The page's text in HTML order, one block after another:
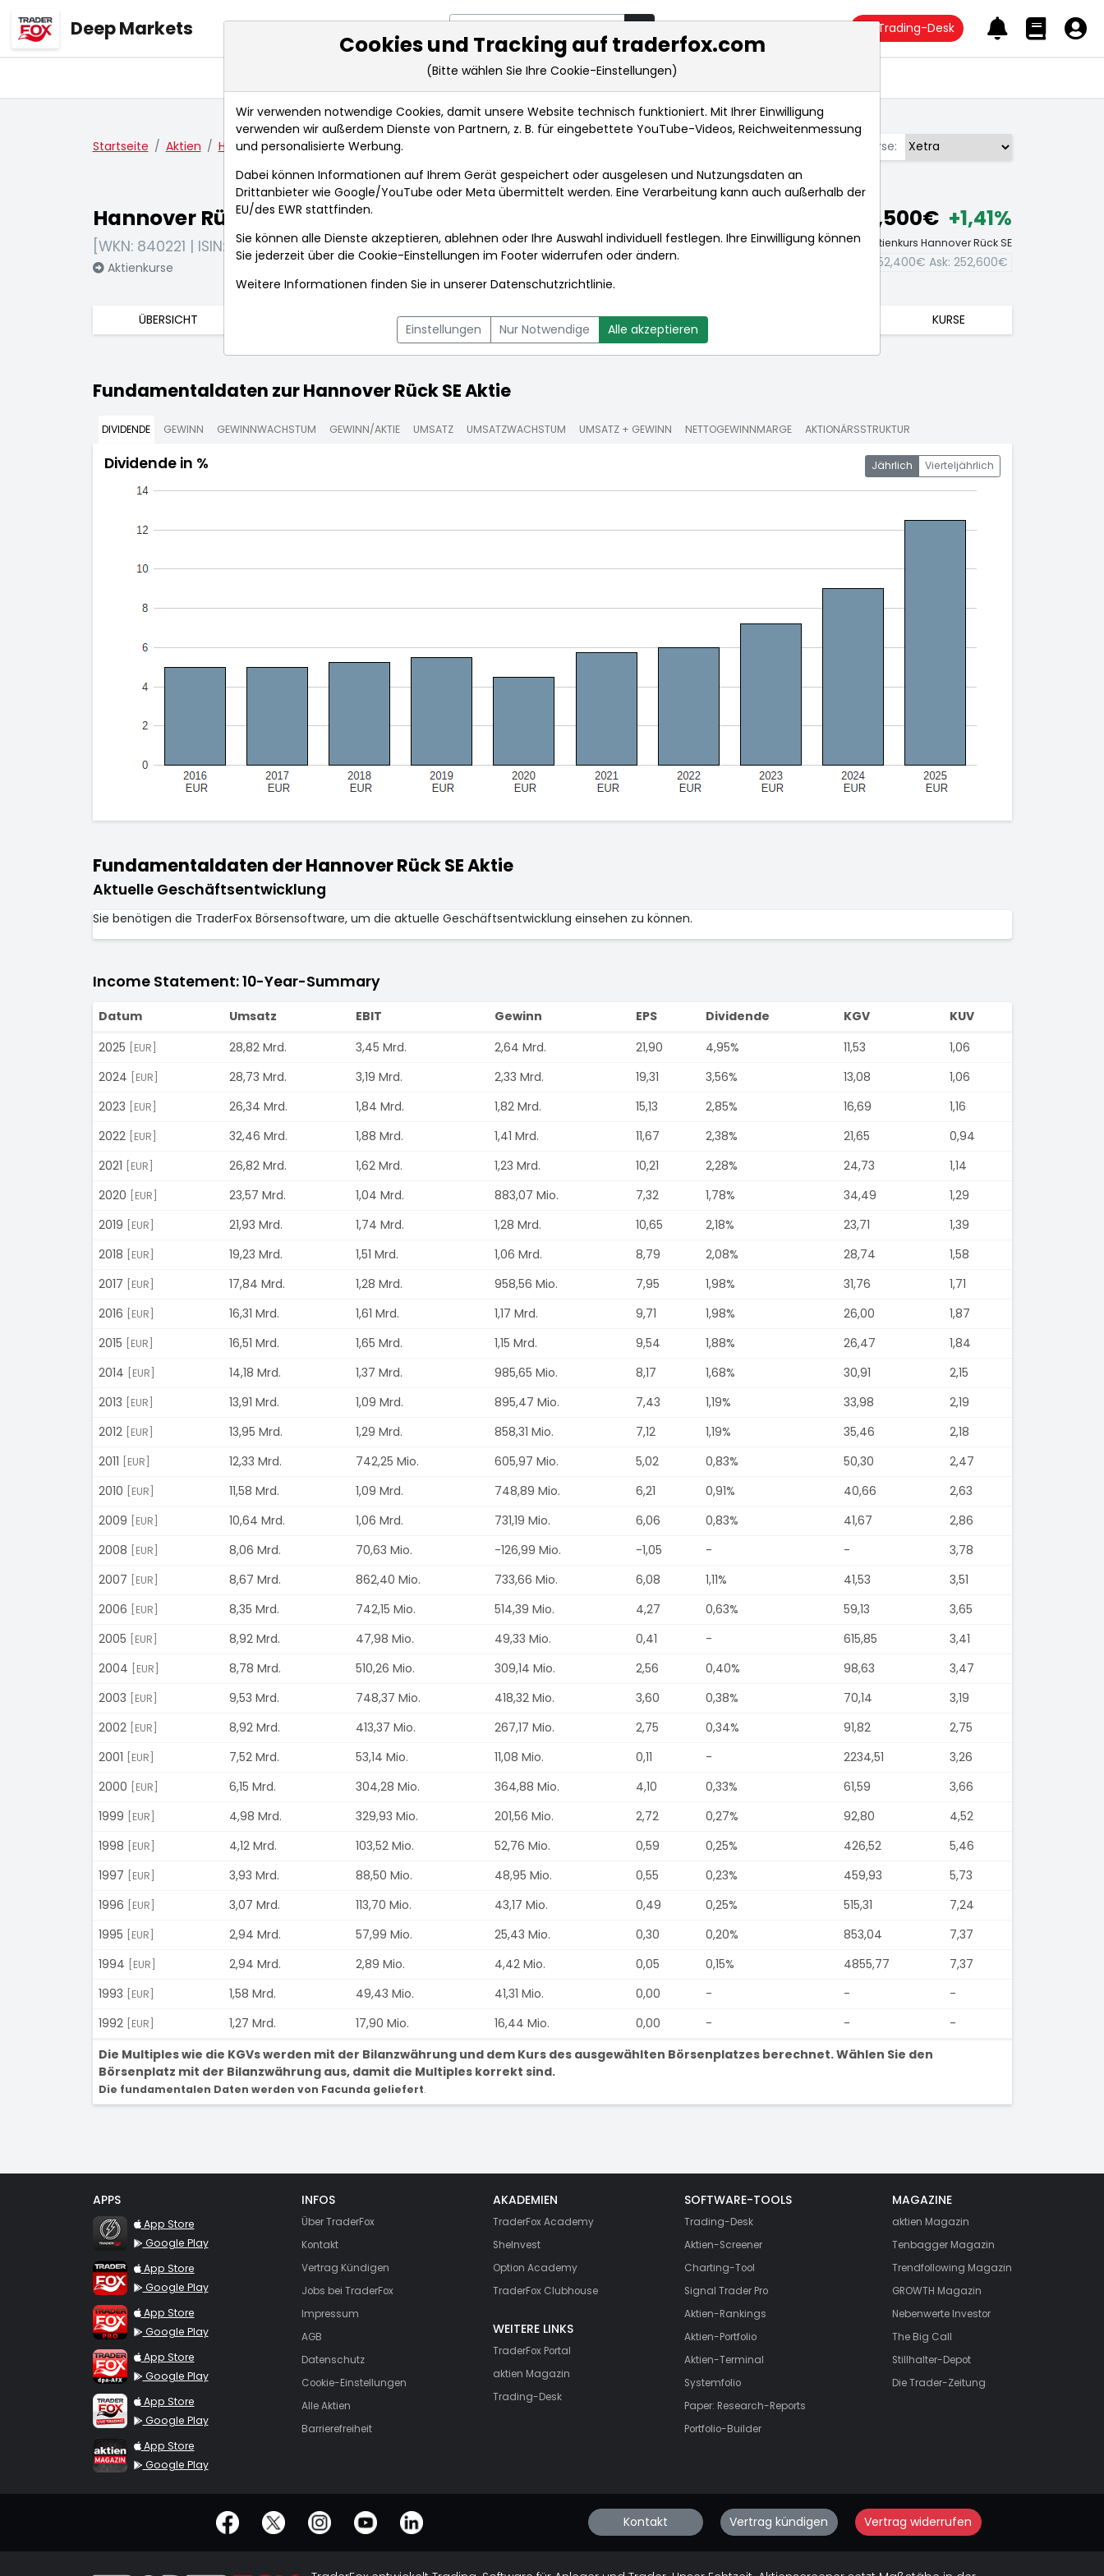
Deep Markets Trading-Desk
Markt-Analysen Market Tools Realtimekurse Nachrichten
Startseite Aktien Hannover Rück SE Fundamentaldaten Börse:
Hannover Rück SE
[WKN: 840221 | ISIN: DE0008402215]
Aktienkurse
252,500€ +1,41%
Echtzeit-Aktienkurs Hannover Rück SE
252,400€ Ask: 252,600€
ÜBERSICHT NACHRICHTEN CHARTTOOL KURSE
Fundamentaldaten zur Hannover Rück SE Aktie
DIVIDENDE GEWINN GEWINNWACHSTUM GEWINN/AKTIE UMSATZ UMSATZWACHSTUM UMSATZ + GEWINN NETTOGEWINNMARGE AKTIONÄRSSTRUKTUR
Dividende in % Jährlich Vierteljährlich
Fundamentaldaten der Hannover Rück SE Aktie
Aktuelle Geschäftsentwicklung
Sie benötigen die TraderFox Börsensoftware, um die aktuelle Geschäftsentwicklung einsehen zu können.
Income Statement: 10-Year-Summary
Datum Umsatz EBIT Gewinn EPS Dividende KGV
KUV
2025
[EUR] 28,82 Mrd. 3,45 Mrd. 2,64 Mrd. 21,90 4,95% 11,53
1,06
2024
[EUR] 28,73 Mrd. 3,19 Mrd. 2,33 Mrd. 19,31 3,56% 13,08
1,06
2023
[EUR] 26,34 Mrd. 1,84 Mrd. 1,82 Mrd. 15,13 2,85% 16,69
1,16
2022
[EUR] 32,46 Mrd. 1,88 Mrd. 1,41 Mrd. 11,67 2,38% 21,65
0,94
2021
[EUR] 26,82 Mrd. 1,62 Mrd. 1,23 Mrd. 10,21 2,28% 24,73
1,14
2020
[EUR] 23,57 Mrd. 1,04 Mrd. 883,07 Mio. 7,32 1,78% 34,49
1,29
2019
[EUR] 21,93 Mrd. 1,74 Mrd. 1,28 Mrd. 10,65 2,18% 23,71
1,39
2018
[EUR] 19,23 Mrd. 1,51 Mrd. 1,06 Mrd. 8,79 2,08% 28,74
1,58
2017
[EUR] 17,84 Mrd. 1,28 Mrd. 958,56 Mio. 7,95 1,98% 31,76
1,71
2016
[EUR] 16,31 Mrd. 1,61 Mrd. 1,17 Mrd. 9,71 1,98% 26,00
1,87
2015
[EUR] 16,51 Mrd. 1,65 Mrd. 1,15 Mrd. 9,54 1,88% 26,47
1,84
2014
[EUR] 14,18 Mrd. 1,37 Mrd. 985,65 Mio. 8,17 1,68% 30,91
2,15
2013
[EUR] 13,91 Mrd. 1,09 Mrd. 895,47 Mio. 7,43 1,19% 33,98
2,19
2012
[EUR] 13,95 Mrd. 1,29 Mrd. 858,31 Mio. 7,12 1,19% 35,46
2,18
2011
[EUR] 12,33 Mrd. 742,25 Mio. 605,97 Mio. 5,02 0,83% 50,30
2,47
2010
[EUR] 11,58 Mrd. 1,09 Mrd. 748,89 Mio. 6,21 0,91% 40,66
2,63
2009
[EUR] 10,64 Mrd. 1,06 Mrd. 731,19 Mio. 6,06 0,83% 41,67
2,86
2008
[EUR] 8,06 Mrd. 70,63 Mio. -126,99 Mio. -1,05 - -
3,78
2007
[EUR] 8,67 Mrd. 862,40 Mio. 733,66 Mio. 6,08 1,11% 41,53
3,51
2006
[EUR] 8,35 Mrd. 742,15 Mio. 514,39 Mio. 4,27 0,63% 59,13
3,65
2005
[EUR] 8,92 Mrd. 47,98 Mio. 49,33 Mio. 0,41 - 615,85
3,41
2004
[EUR] 8,78 Mrd. 510,26 Mio. 309,14 Mio. 2,56 0,40% 98,63
3,47
2003
[EUR] 9,53 Mrd. 748,37 Mio. 418,32 Mio. 3,60 0,38% 70,14
3,19
2002
[EUR] 8,92 Mrd. 413,37 Mio. 267,17 Mio. 2,75 0,34% 91,82
2,75
2001
[EUR] 7,52 Mrd. 53,14 Mio. 11,08 Mio. 0,11 - 2234,51
3,26
2000
[EUR] 6,15 Mrd. 304,28 Mio. 364,88 Mio. 4,10 0,33% 61,59
3,66
1999
[EUR] 4,98 Mrd. 329,93 Mio. 201,56 Mio. 2,72 0,27% 92,80
4,52
1998
[EUR] 4,12 Mrd. 103,52 Mio. 52,76 Mio. 0,59 0,25% 426,52
5,46
1997
[EUR] 3,93 Mrd. 88,50 Mio. 48,95 Mio. 0,55 0,23% 459,93
5,73
1996
[EUR] 3,07 Mrd. 113,70 Mio. 43,17 Mio. 0,49 0,25% 515,31
7,24
1995
[EUR] 2,94 Mrd. 57,99 Mio. 25,43 Mio. 0,30 0,20% 853,04
7,37
1994
[EUR] 2,94 Mrd. 2,89 Mio. 4,42 Mio. 0,05 0,15% 4855,77
7,37
1993
[EUR] 1,58 Mrd. 49,43 Mio. 41,31 Mio. 0,00 - -
-
1992
[EUR] 1,27 Mrd. 17,90 Mio. 16,44 Mio. 0,00 - -
-
Die Multiples wie die KGVs werden mit der Bilanzwährung und dem Kurs des ausgewählten Börsenplatzes berechnet. Wählen Sie den
Börsenplatz mit der Bilanzwährung aus, damit die Multiples korrekt sind.
Die fundamentalen Daten werden von Facunda geliefert.
APPS
TraderFox Flash
App Store
Google Play
TraderFox App
App Store
Google Play
TraderFox Pro
App Store
Google Play
TraderFox dpa-AFX ProFeed
App Store
Google Play
TraderFox Live Trading
App Store
Google Play
TraderFox aktien Magazin
App Store
Google Play
INFOS
Über TraderFox
Kontakt
Vertrag Kündigen
Jobs bei TraderFox
Impressum
AGB
Datenschutz
Cookie-Einstellungen
Alle Aktien
Barrierefreiheit
AKADEMIEN
TraderFox Academy
SheInvest
Option Academy
TraderFox Clubhouse
WEITERE LINKS
TraderFox Portal
aktien Magazin
Trading-Desk
SOFTWARE-TOOLS
Trading-Desk
Aktien-Screener
Charting-Tool
Signal Trader Pro
Aktien-Rankings
Aktien-Portfolio
Aktien-Terminal
Systemfolio
Paper: Research-Reports
Portfolio-Builder
MAGAZINE
aktien Magazin
Tenbagger Magazin
Trendfollowing Magazin
GROWTH Magazin
Nebenwerte Investor
The Big Call
Stillhalter-Depot
Die Trader-Zeitung
offizielle Social Media-Accounts
Kontakt Vertrag kündigen Vertrag widerrufen
Cookies und Tracking auf traderfox.com
(Bitte wählen Sie Ihre Cookie-Einstellungen)
Wir verwenden notwendige Cookies, damit unsere Website technisch funktioniert. Mit Ihrer Einwilligung
verwenden wir außerdem Dienste von Partnern, z. B. für eingebettete YouTube-Videos, Reichweitenmessung
und personalisierte Werbung.
Dabei können Informationen auf Ihrem Gerät gespeichert oder ausgelesen und Nutzungsdaten an
Drittanbieter wie Google/YouTube oder Meta übermittelt werden. Eine Verarbeitung kann auch außerhalb der
EU/des EWR stattfinden.
Sie können alle Dienste akzeptieren, ablehnen oder Ihre Auswahl individuell festlegen. Ihre Einwilligung können
Sie jederzeit über die Cookie-Einstellungen im Footer widerrufen oder ändern.
Weitere Informationen finden Sie in unserer Datenschutzrichtlinie.
Einstellungen Nur Notwendige Alle akzeptieren